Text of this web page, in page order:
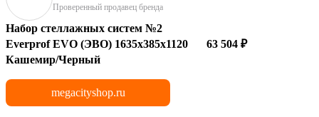
Проверенный продавец бренда
Набор стеллажных систем №2
Everprof EVO (ЭВО) 1635x385x1120
Кашемир/Черный
63 504 ₽
megacityshop.ru